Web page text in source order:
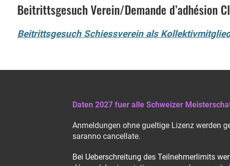
Beitrittsgesuch Verein/Demande d’adhésion
Beitrittsgesuch Schiessverein als
Daten 2027 fuer alle Schweizer
Anmeldungen ohne gueltige Lizenz werden
saranno cancellate.
Bei Ueberschreitung des Teilnehmerlimits